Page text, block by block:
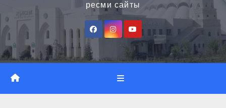
ресми сайты